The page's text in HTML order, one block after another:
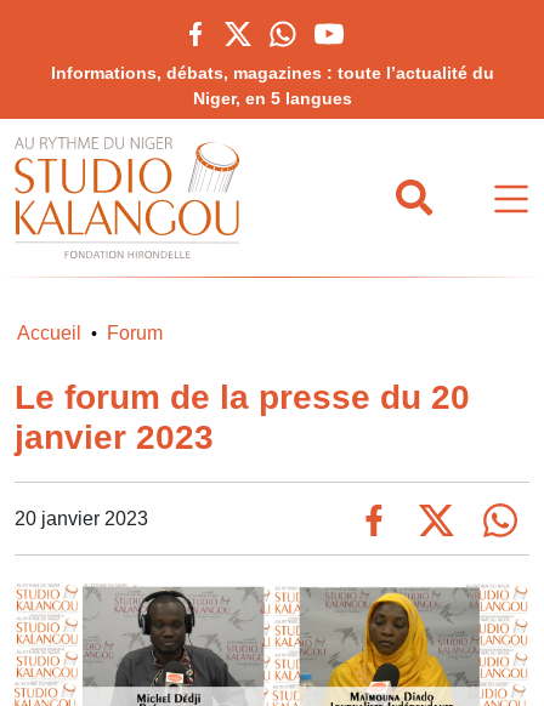
Informations, débats, magazines : toute l’actualité du
Niger, en 5 langues
Accueil • Forum
Le forum de la presse du 20
janvier 2023
20 janvier 2023